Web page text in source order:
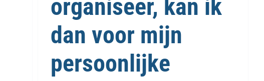
organiseer, kan ik
dan voor mijn
persoonlijke